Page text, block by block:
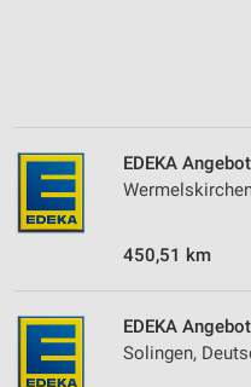
EDEKA
450,51 km
EDEKA
Solingen,